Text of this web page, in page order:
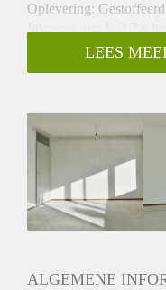
Oplevering: Gestoffeerd
Inkomen eis: Ja 3,2 x
Garantiestelling
Borg: 1 maand
Gedeelde keuken: Nee
Gedeelde Douche: Nee
Gedeelde woonkamer:
Huisgenoten: Nee
Geslacht huisgenoten:
LEES
ALGEMENE